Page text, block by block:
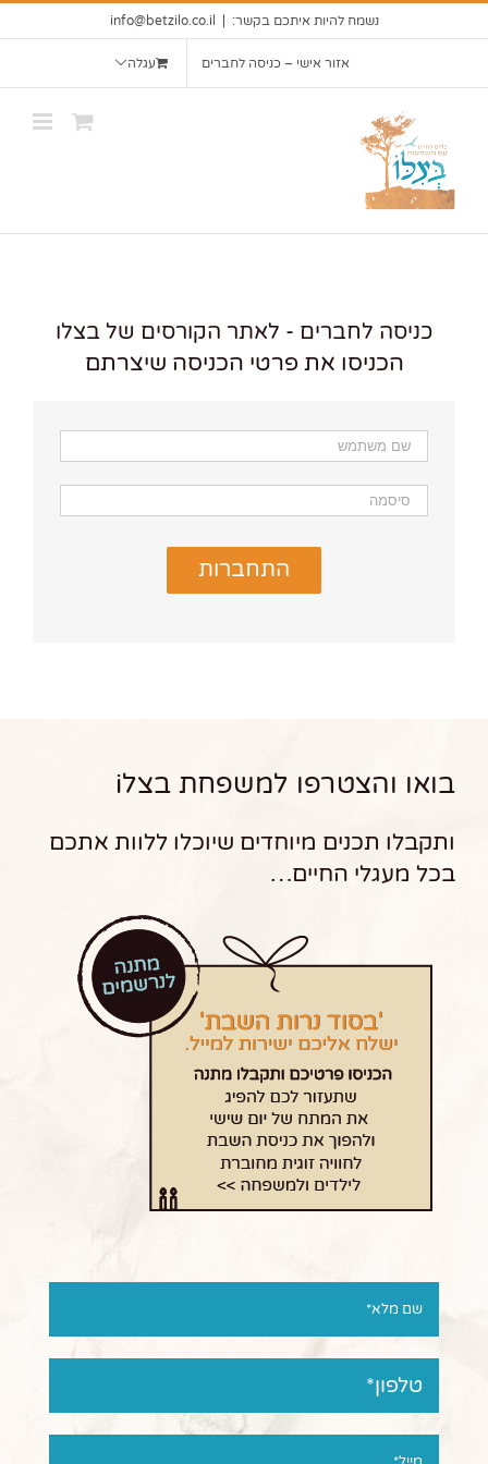
to
נשמח להיות איתכם בקשר: info@betzilo.co.il
אזור אישי – כניסה לחברים עגלה
כניסה לחברים - לאתר הקורסים של בצלו
הכניסו את פרטי הכניסה שיצרתם
התחברות
בואו והצטרפו למשפחת בצלi
ותקבלו תכנים מיוחדים שיוכלו ללוות אתכם
בכל מעגלי החיים…